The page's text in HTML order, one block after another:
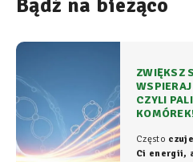
Bądź na bieżąco
ZWIĘKSZ
CZYLI
Często
Ci energii,